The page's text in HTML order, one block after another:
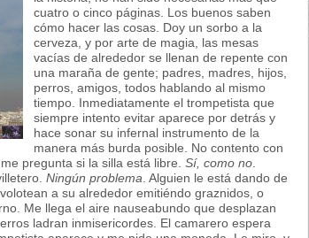
cuatro o cinco páginas. Los buenos saben
cómo hacer las cosas. Doy un sorbo a la
cerveza, y por arte de magia, las mesas
vacías de alrededor se llenan de repente con
una maraña de gente; padres, madres, hijos,
perros, amigos, todos hablando al mismo
tiempo. Inmediatamente el trompetista que
siempre intento evitar aparece por detrás y
hace sonar su infernal instrumento de la
manera más burda posible. No contento con
pregunta si la silla está libre. Sí, como no
Ningún problema . Alguien le está dando de
a su alrededor emitiéndo graznidos, o
Me llega el aire nauseabundo que desplazan
ladran inmisericordes. El camarero espera